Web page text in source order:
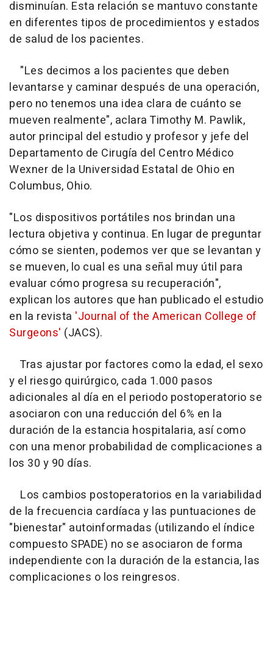
disminuían. Esta relación se mantuvo constante
en diferentes tipos de procedimientos y estados
de salud de los pacientes.
"Les decimos a los pacientes que deben
levantarse y caminar después de una operación,
pero no tenemos una idea clara de cuánto se
mueven realmente", aclara Timothy M. Pawlik,
autor principal del estudio y profesor y jefe del
Departamento de Cirugía del Centro Médico
Wexner de la Universidad Estatal de Ohio en
Columbus, Ohio.
"Los dispositivos portátiles nos brindan una
lectura objetiva y continua. En lugar de preguntar
cómo se sienten, podemos ver que se levantan y
se mueven, lo cual es una señal muy útil para
evaluar cómo progresa su recuperación",
explican los autores que han publicado el estudio
en la revista 'Journal of the American College of
Surgeons' (JACS).
Tras ajustar por factores como la edad, el sexo
y el riesgo quirúrgico, cada 1.000 pasos
adicionales al día en el periodo postoperatorio se
asociaron con una reducción del 6% en la
duración de la estancia hospitalaria, así como
con una menor probabilidad de complicaciones a
los 30 y 90 días.
Los cambios postoperatorios en la variabilidad
de la frecuencia cardíaca y las puntuaciones de
"bienestar" autoinformadas (utilizando el índice
compuesto SPADE) no se asociaron de forma
independiente con la duración de la estancia, las
complicaciones o los reingresos.